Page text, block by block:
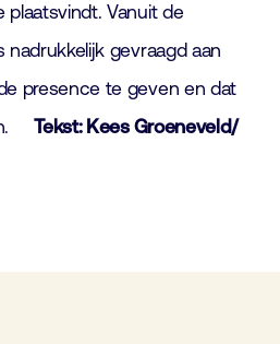
plaatsvindt. Vanuit de
nadrukkelijk gevraagd aan
presence te geven en dat
Tekst: Kees Groeneveld/